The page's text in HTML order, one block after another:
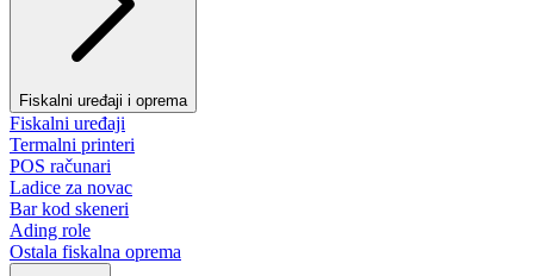
Fiskalni uređaji i oprema
Fiskalni uređaji
Termalni printeri
POS računari
Ladice za novac
Bar kod skeneri
Ading role
Ostala fiskalna oprema